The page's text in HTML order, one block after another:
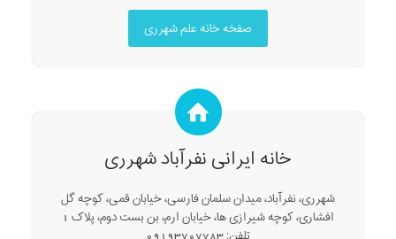
صفخه خانه علم شهرری
خانه ایرانی نفرآباد شهرری
شهرری، نفرآباد، میدان سلمان فارسی، خیابان قمی، کوچه گل
افشاری، کوچه شیرازی ها، خیابان ارم، بن بست دوم، پلاک 1